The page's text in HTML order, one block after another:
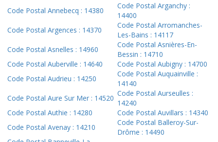
Code Postal Annebecq : 14380
Code Postal Arganchy :
14400
Code Postal Argences : 14370
Code Postal Arromanches-
Les-Bains : 14117
Code Postal Asnelles : 14960
Code Postal Asnières-En-
Bessin : 14710
Code Postal Auberville : 14640
Code Postal Aubigny : 14700
Code Postal Audrieu : 14250
Code Postal Auquainville :
14140
Code Postal Aure Sur Mer : 14520
Code Postal Aurseulles :
14240
Code Postal Authie : 14280
Code Postal Auvillars : 14340
Code Postal Avenay : 14210
Code Postal Balleroy-Sur-
Drôme : 14490